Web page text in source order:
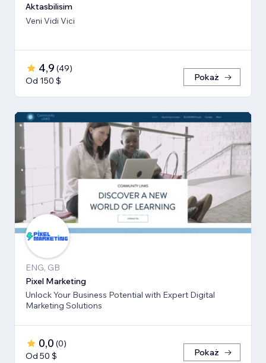
Aktasbilisim
Veni Vidi Vici
4,9 (49)
Od 150 $
Pokaż
ENG, GB
Pixel Marketing
Unlock Your Business Potential with Expert Digital
Marketing Solutions
0,0 (0)
Od 50 $
Pokaż